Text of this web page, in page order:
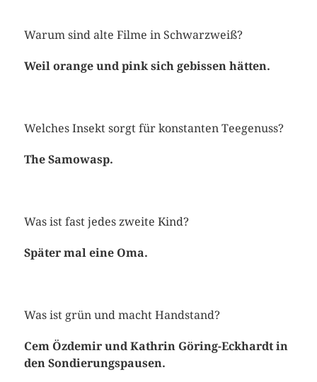
Warum sind alte Filme in Schwarzweiß?
Weil orange und pink sich gebissen hätten.
Welches Insekt sorgt für konstanten Teegenuss?
The Samowasp.
Was ist fast jedes zweite Kind?
Später mal eine Oma.
Was ist grün und macht Handstand?
Cem Özdemir und Kathrin Göring-Eckhardt in
den Sondierungspausen.